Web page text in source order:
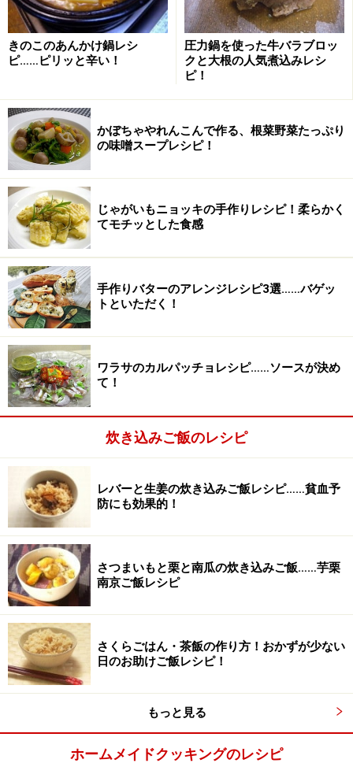
2
トマト、オリーブオイル、塩も加える
トマトはヘタを取り皮のまま並べ、オリーブオイルを回
し入れ塩を軽く振ります。
きのこのあんかけ鍋レシ
ピ……ピリッと辛い！
圧力鍋を使った牛バラブロッ
クと大根の人気煮込みレシ
ピ！
かぼちゃやれんこんで作る、根菜野菜たっぷり
の味噌スープレシピ！
じゃがいもニョッキの手作りレシピ！柔らかく
てモチッとした食感
手作りバターのアレンジレシピ3選……バゲッ
トといただく！
ワラサのカルパッチョレシピ……ソースが決め
て！
炊き込みご飯のレシピ
レバーと生姜の炊き込みご飯レシピ……貧血予
防にも効果的！
さつまいもと栗と南瓜の炊き込みご飯……芋栗
南京ご飯レシピ
さくらごはん・茶飯の作り方！おかずが少ない
日のお助けご飯レシピ！
もっと見る
ホームメイドクッキングのレシピ